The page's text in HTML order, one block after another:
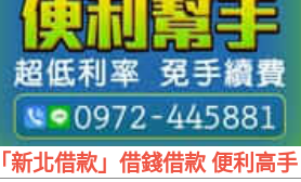
「新北借款」借錢借款 便利高